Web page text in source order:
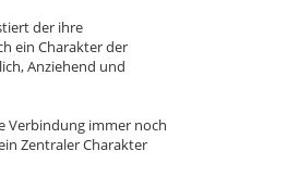
der ihre
ein Charakter der
Anziehend und
Verbindung immer noch
Zentraler Charakter